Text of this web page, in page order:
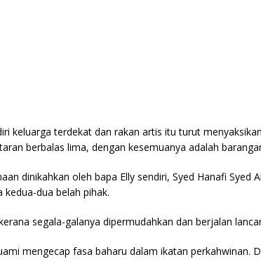
keluarga terdekat dan rakan artis itu turut
berbalas lima, dengan kesemuanya adalah
dinikahkan oleh bapa Elly sendiri, Syed Hanafi Syed
kedua-dua belah pihak.
segala-galanya dipermudahkan dan berjalan
mengecap fasa baharu dalam ikatan perkahwinan.